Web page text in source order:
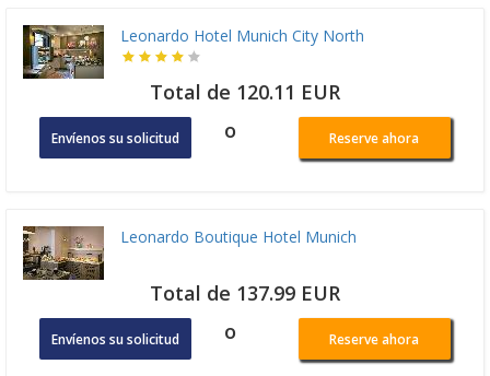
Leonardo Hotel Munich City North
Total de 120.11 EUR
Envíenos su solicitud o Reserve ahora
Leonardo Boutique Hotel Munich
Total de 137.99 EUR
Envíenos su solicitud o Reserve ahora